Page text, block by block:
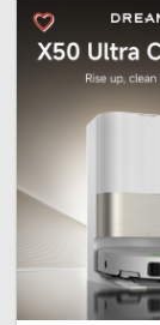
favorite_border